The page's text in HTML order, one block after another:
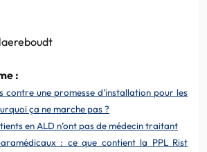
:
contre une promesse d’installation pour les
ça ne marche pas ?
en ALD n’ont pas de médecin traitant
: ce que contient la PPL Rist